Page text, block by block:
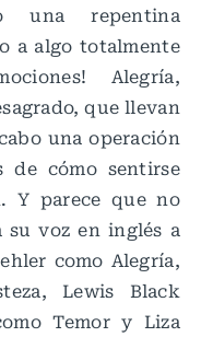
una repentina
a algo totalmente
Alegría,
que llevan
una operación
de cómo sentirse
Y parece que no
su voz en inglés a
como Alegría,
Lewis Black
Temor y Liza